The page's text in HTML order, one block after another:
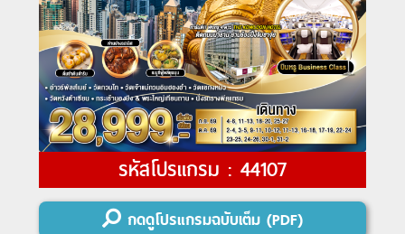
รหัสโปรแกรม : 44107
กดดูโปรแกรมฉบับเต็ม (PDF)